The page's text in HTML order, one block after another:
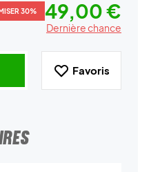
30% 49,00 €
Dernière chance
Favoris